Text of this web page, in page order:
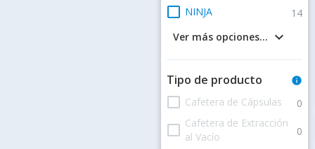
check_box_outline_blank NINJA 14
keyboard_arrow_down
Ver más opciones...
Tipo de producto info
check_box_outline_blank Cafetera de Cápsulas 0
check_box_outline_blank Cafetera de Extracción
al Vacío
0